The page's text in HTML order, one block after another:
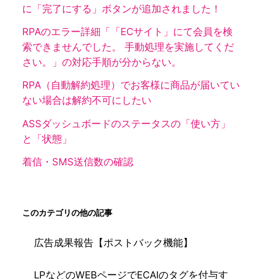
に「完了にする」ボタンが追加されました！
RPAのエラー詳細「「ECサイト」にて会員を検
索できませんでした。 手動処理を実施してくだ
さい。」の対応手順が分からない。
RPA（自動解約処理）でお客様に商品が届いてい
ない場合は解約不可にしたい
ASSダッシュボードのステータスの「使い方」
と「状態」
着信・SMS送信数の確認
このカテゴリの他の記事
広告成果報告【ポストバック機能】
LPなどのWEBページでECAIのタグを付与す